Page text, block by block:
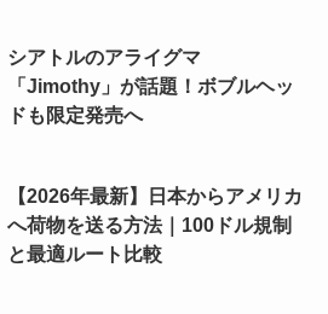
シアトルのアライグマ
「Jimothy」が話題！ボブルヘッ
ドも限定発売へ
【2026年最新】日本からアメリカ
へ荷物を送る方法｜100ドル規制
と最適ルート比較